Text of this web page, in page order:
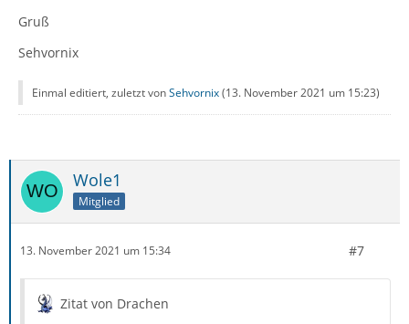
Gruß
Sehvornix
Einmal editiert, zuletzt vonSehvornix(13. November 2021 um 15:23)
Wole1
Mitglied
13. November 2021 um 15:34 #7
Zitat von Drachen